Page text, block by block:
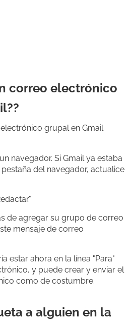
correo electrónico
grupal en Gmail
navegador. Si Gmail ya estaba
del navegador, actualice
de agregar su grupo de correo
mensaje de correo
estar ahora en la línea "Para"
y puede crear y enviar el
como de costumbre.
a alguien en la